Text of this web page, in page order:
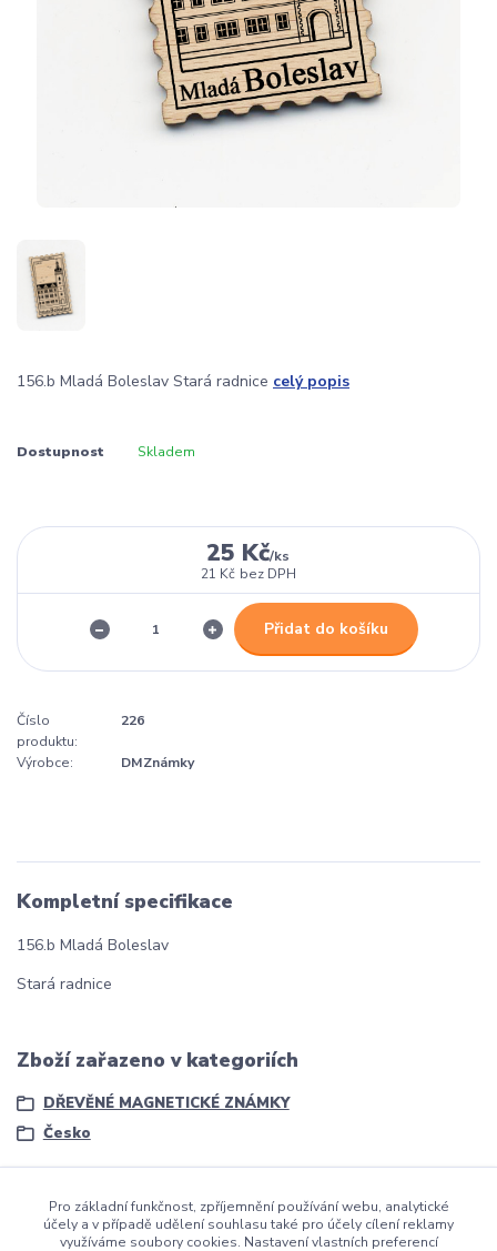
156.b Mladá Boleslav Stará radnice celý popis
Dostupnost Skladem
25 Kč/ks
21 Kč bez DPH
Přidat do košíku
Číslo
produktu:
226
Výrobce: DMZnámky
Kompletní specifikace
156.b Mladá Boleslav
Stará radnice
Zboží zařazeno v kategoriích
DŘEVĚNÉ MAGNETICKÉ ZNÁMKY
Česko
Pro základní funkčnost, zpříjemnění používání webu, analytické
účely a v případě udělení souhlasu také pro účely cílení reklamy
využíváme soubory cookies. Nastavení vlastních preferencí